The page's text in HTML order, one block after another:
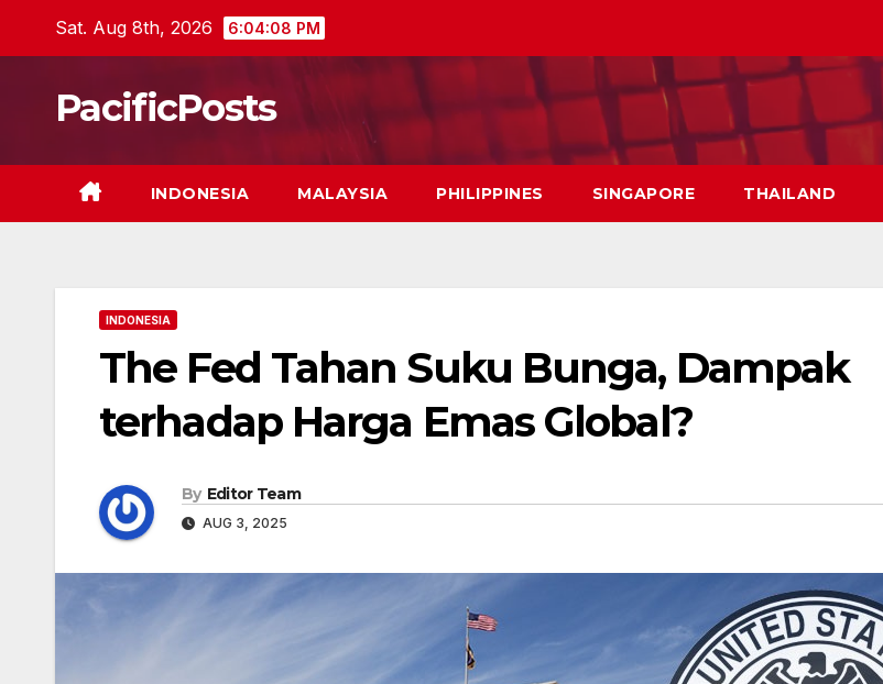
Sat. Aug 8th, 2026 6:04:09 PM
PacificPosts
INDONESIA MALAYSIA PHILIPPINES SINGAPORE THAILAND
INDONESIA
The Fed Tahan Suku Bunga, Dampak
terhadap Harga Emas Global?
By Editor Team
AUG 3, 2025